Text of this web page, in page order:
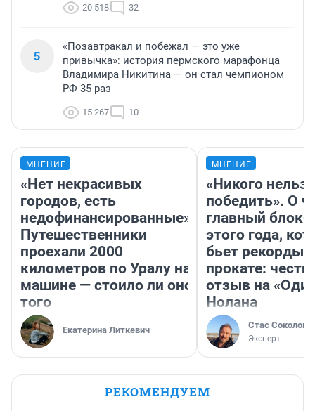
20 518 32
5
«Позавтракал и побежал — это уже
привычка»: история пермского марафонца
Владимира Никитина — он стал чемпионом
РФ 35 раз
15 267 10
МНЕНИЕ
«Нет некрасивых
городов, есть
недофинансированные».
Путешественники
проехали 2000
километров по Уралу на
машине — стоило ли оно
того
Екатерина Литкевич
МНЕНИЕ
«Никого нельзя
победить». О
главный
этого года,
бьет рекорды в
прокате:
отзыв на
Нолана
Стас Соколов
Эксперт
РЕКОМЕНДУЕМ